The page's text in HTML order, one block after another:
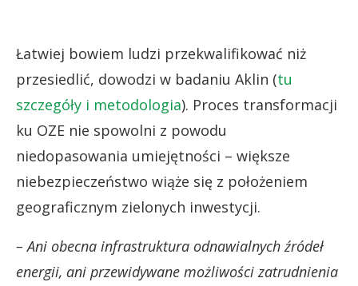
Łatwiej bowiem ludzi przekwalifikować niż
przesiedlić, dowodzi w badaniu Aklin (tu
szczegóły i metodologia). Proces transformacji
ku OZE nie spowolni z powodu
niedopasowania umiejętności – większe
niebezpieczeństwo wiąże się z położeniem
geograficznym zielonych inwestycji.
– Ani obecna infrastruktura odnawialnych źródeł
energii, ani przewidywane możliwości zatrudnienia